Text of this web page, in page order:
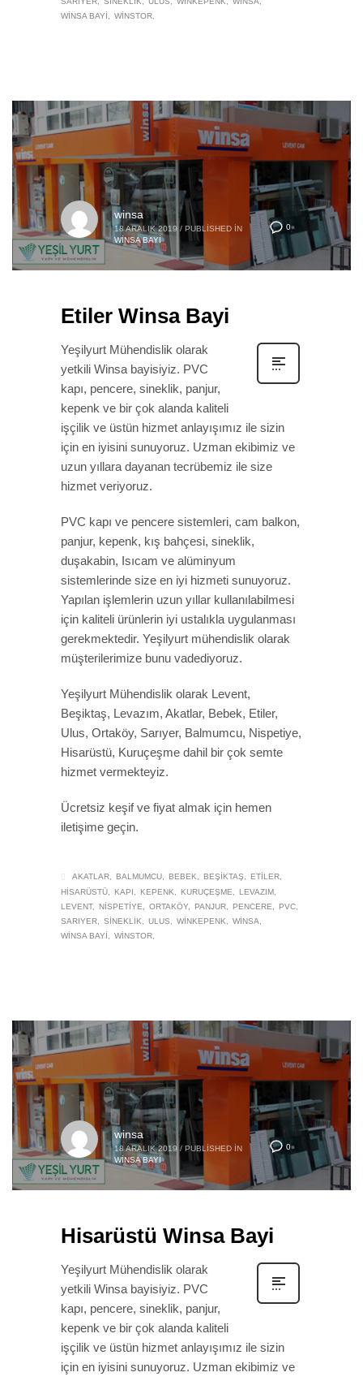
WINSA BAYI
WINSTOR
0
winsa
18 ARALIK 2019 / PUBLISHED IN
WINSA BAYI
Etiler Winsa Bayi
Yeşilyurt Mühendislik olarak
yetkili Winsa bayisiyiz. PVC
kapı, pencere, sineklik, panjur,
kepenk ve bir çok alanda kaliteli
işçilik ve üstün hizmet anlayışımız ile sizin
için en iyisini sunuyoruz. Uzman ekibimiz ve
uzun yıllara dayanan tecrübemiz ile size
hizmet veriyoruz.
PVC kapı ve pencere sistemleri, cam balkon,
panjur, kepenk, kış bahçesi, sineklik,
duşakabin, Isıcam ve alüminyum
sistemlerinde size en iyi hizmeti sunuyoruz.
Yapılan işlemlerin uzun yıllar kullanılabilmesi
için kaliteli ürünlerin iyi ustalıkla uygulanması
gerekmektedir. Yeşilyurt mühendislik olarak
müşterilerimize bunu vadediyoruz.
Yeşilyurt Mühendislik olarak Levent,
Beşiktaş, Levazım, Akatlar, Bebek, Etiler,
Ulus, Ortaköy, Sarıyer, Balmumcu, Nispetiye,
Hisarüstü, Kuruçeşme dahil bir çok semte
hizmet vermekteyiz.
Ücretsiz keşif ve fiyat almak için hemen
iletişime geçin.
AKATLAR BALMUMCU BEBEK BEŞIKTAŞ
ETILER
HISARÜSTÜ
KAPI KEPENK KURUÇEŞME
LEVAZIM
LEVENT
NISPETIYE ORTAKÖY PANJUR PENCERE
PVC
SARIYER
SINEKLIK ULUS WINKEPENK
WINSA
WINSA BAYI
WINSTOR
0
winsa
18 ARALIK 2019 / PUBLISHED IN
WINSA BAYI
Hisarüstü Winsa Bayi
Yeşilyurt Mühendislik olarak
yetkili Winsa bayisiyiz. PVC
kapı, pencere, sineklik, panjur,
kepenk ve bir çok alanda kaliteli
işçilik ve üstün hizmet anlayışımız ile sizin
için en iyisini sunuyoruz. Uzman ekibimiz ve